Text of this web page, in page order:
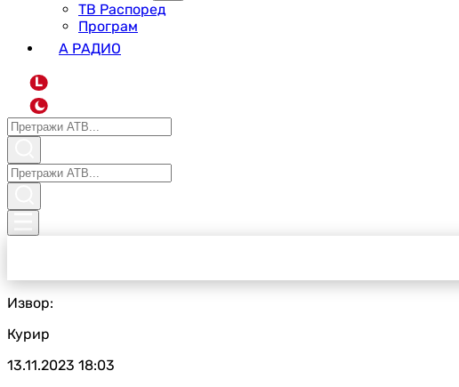
ТВ Распоред
Програм
А РАДИО
L
Извор:
Курир
13.11.2023 18:03